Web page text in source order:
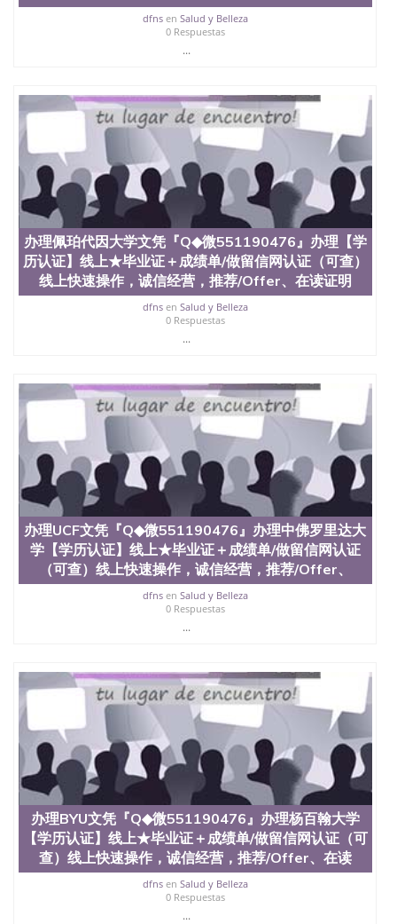
dfnsen Salud y Belleza
0 Respuestas
...
办理佩珀代因大学文凭『Q◆微551190476』办理【学
历认证】线上★毕业证＋成绩单/做留信网认证（可查）
线上快速操作，诚信经营，推荐/Offer、在读证明
dfnsen Salud y Belleza
0 Respuestas
...
办理UCF文凭『Q◆微551190476』办理中佛罗里达大
学【学历认证】线上★毕业证＋成绩单/做留信网认证
（可查）线上快速操作，诚信经营，推荐/Offer、
dfnsen Salud y Belleza
0 Respuestas
...
办理BYU文凭『Q◆微551190476』办理杨百翰大学
【学历认证】线上★毕业证＋成绩单/做留信网认证（可
查）线上快速操作，诚信经营，推荐/Offer、在读
dfnsen Salud y Belleza
0 Respuestas
...